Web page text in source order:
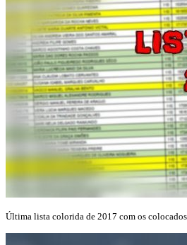
Última lista colorida de 2017 com os